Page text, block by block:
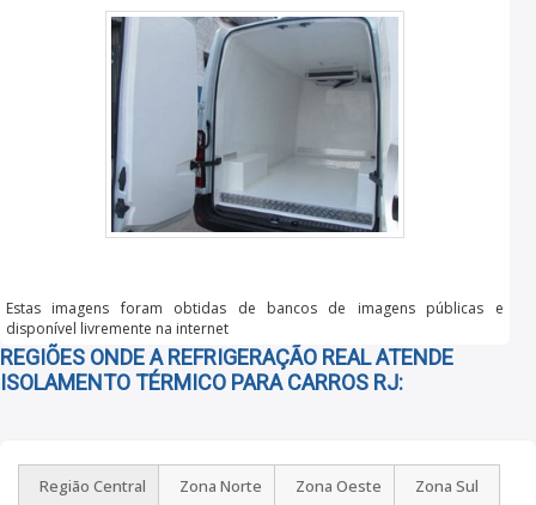
Estas imagens foram obtidas de bancos de imagens públicas e
disponível livremente na internet
REGIÕES ONDE A REFRIGERAÇÃO REAL ATENDE
ISOLAMENTO TÉRMICO PARA CARROS RJ:
Região Central Zona Norte Zona Oeste Zona Sul